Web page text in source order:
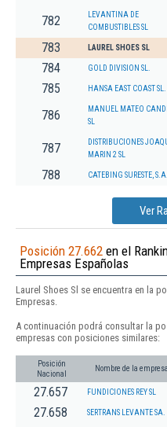
782
LEVANTINA DE
COMBUSTIBLES SL
783 LAUREL SHOES SL
784 GOLD DIVISION SL.
785 HANSA EAST COAST SL.
786
MANUEL MATEO
SL
787
DISTRIBUCIONES
MARIN 2 SL
788 CATEBING SURESTE,
Ver
Posición 27.662 en el
Empresas Españolas
Laurel Shoes Sl se encuentra en la
Empresas.
A continuación podrá consultar la
empresas con posiciones similares:
Posición
Nacional
Nombre de la empresa
27.657 FUNDICIONES REY SL
27.658 SERTRANS LEVANTE SA.